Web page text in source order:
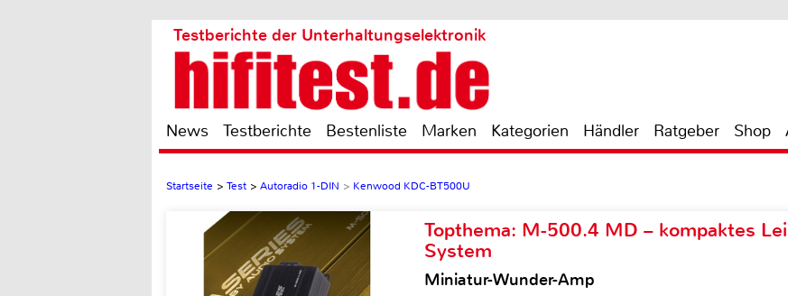
Testberichte der Unterhaltungselektronik
News Testberichte Bestenliste Marken Kategorien Händler Ratgeber Shop
Startseite > Test > Autoradio 1-DIN > Kenwood KDC-BT500U
Topthema: M-500.4 MD – kompaktes
System
Miniatur-Wunder-Amp